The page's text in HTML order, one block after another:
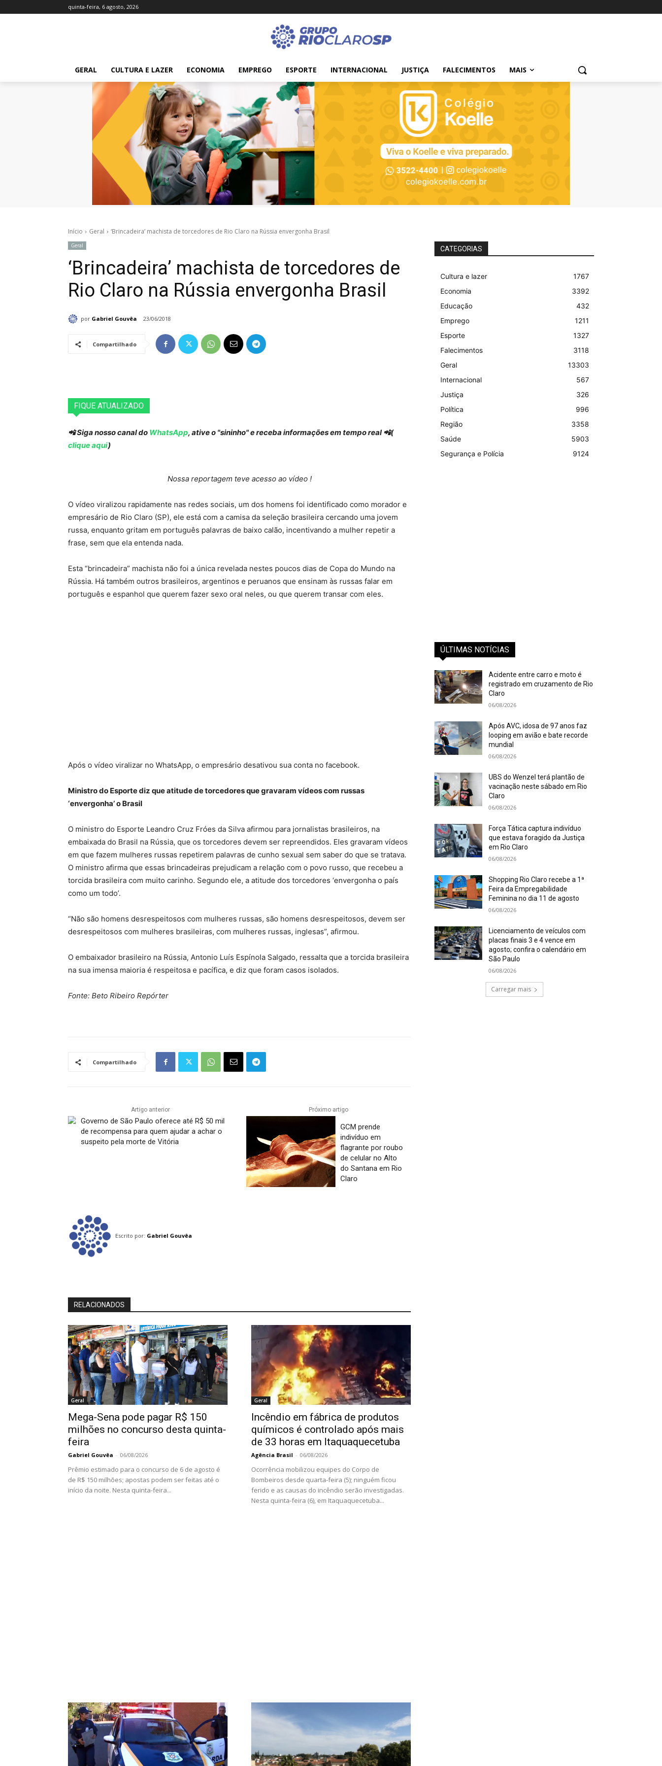
quinta-feira, 6 agosto, 2026
GERAL CULTURA E LAZER ECONOMIA EMPREGO ESPORTE INTERNACIONAL JUSTIÇA FALECIMENTOS MAIS
Início Geral ‘Brincadeira’ machista de torcedores de Rio Claro na Rússia envergonha Brasil
Geral
‘Brincadeira’ machista de torcedores de
Rio Claro na Rússia envergonha Brasil
por Gabriel Gouvêa 23/06/2018
Compartilhado
FIQUE ATUALIZADO
📲 Siga nosso canal do WhatsApp, ative o "sininho" e receba informações em tempo real 📲(
clique aqui)
Nossa reportagem teve acesso ao vídeo !
O vídeo viralizou rapidamente nas redes sociais, um dos homens foi identificado como morador e
empresário de Rio Claro (SP), ele está com a camisa da seleção brasileira cercando uma jovem
russa, enquanto gritam em português palavras de baixo calão, incentivando a mulher repetir a
frase, sem que ela entenda nada.
Esta “brincadeira” machista não foi a única revelada nestes poucos dias de Copa do Mundo na
Rússia. Há também outros brasileiros, argentinos e peruanos que ensinam às russas falar em
português e espanhol que querem fazer sexo oral neles, ou que querem transar com eles.
Após o vídeo viralizar no WhatsApp, o empresário desativou sua conta no facebook.
Ministro do Esporte diz que atitude de torcedores que gravaram vídeos com russas
‘envergonha’ o Brasil
O ministro do Esporte Leandro Cruz Fróes da Silva afirmou para jornalistas brasileiros, na
embaixada do Brasil na Rússia, que os torcedores devem ser repreendidos. Eles gravaram vídeos
em que fazem mulheres russas repetirem palavras de cunho sexual sem saber do que se tratava.
O ministro afirma que essas brincadeiras prejudicam a relação com o povo russo, que recebeu a
torcida brasileira com muito carinho. Segundo ele, a atitude dos torcedores ‘envergonha o país
como um todo’.
“Não são homens desrespeitosos com mulheres russas, são homens desrespeitosos, devem ser
desrespeitosos com mulheres brasileiras, com mulheres russas, inglesas”, afirmou.
O embaixador brasileiro na Rússia, Antonio Luís Espínola Salgado, ressalta que a torcida brasileira
na sua imensa maioria é respeitosa e pacífica, e diz que foram casos isolados.
Fonte: Beto Ribeiro Repórter
Compartilhado
Artigo anterior
Governo de São Paulo oferece até R$ 50 mil
de recompensa para quem ajudar a achar o
suspeito pela morte de Vitória
Próximo artigo
GCM prende
indivíduo em
flagrante por roubo
de celular no Alto
do Santana em Rio
Claro
Escrito por: Gabriel Gouvêa
RELACIONADOS
Geral
Mega-Sena pode pagar R$ 150
milhões no concurso desta quinta-
feira
Gabriel Gouvêa - 06/08/2026
Prêmio estimado para o concurso de 6 de agosto é
de R$ 150 milhões; apostas podem ser feitas até o
início da noite. Nesta quinta-feira...
Geral
Incêndio em fábrica de produtos
químicos é controlado após mais
de 33 horas em Itaquaquecetuba
Agência Brasil - 06/08/2026
Ocorrência mobilizou equipes do Corpo de
Bombeiros desde quarta-feira (5); ninguém ficou
ferido e as causas do incêndio serão investigadas.
Nesta quinta-feira (6), em Itaquaquecetuba...
CATEGORIAS
Cultura e lazer
1767
Economia
3392
Educação
432
Emprego
1211
Esporte
1327
Falecimentos
3118
Geral
13303
Internacional
567
Justiça
326
Política
996
Região
3358
Saúde
5903
Segurança e Polícia
9124
ÚLTIMAS NOTÍCIAS
Acidente entre carro e moto é
registrado em cruzamento de Rio
Claro
06/08/2026
Após AVC, idosa de 97 anos faz
looping em avião e bate recorde
mundial
06/08/2026
UBS do Wenzel terá plantão de
vacinação neste sábado em Rio
Claro
06/08/2026
Força Tática captura indivíduo
que estava foragido da Justiça
em Rio Claro
06/08/2026
Shopping Rio Claro recebe a 1ª
Feira da Empregabilidade
Feminina no dia 11 de agosto
06/08/2026
Licenciamento de veículos com
placas finais 3 e 4 vence em
agosto; confira o calendário em
São Paulo
06/08/2026
Carregar mais